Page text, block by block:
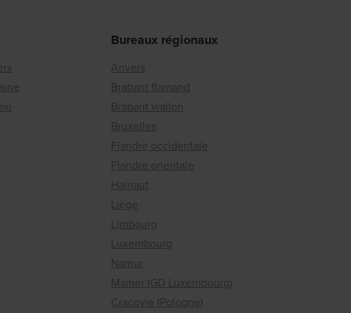
Bureaux régionaux
Anvers
Brabant flamand
Brabant wallon
Bruxelles
Flandre occidentale
Flandre orientale
Hainaut
Liège
Limbourg
Luxembourg
Namur
Mamer (GD Luxembourg)
Cracovie (Pologne)